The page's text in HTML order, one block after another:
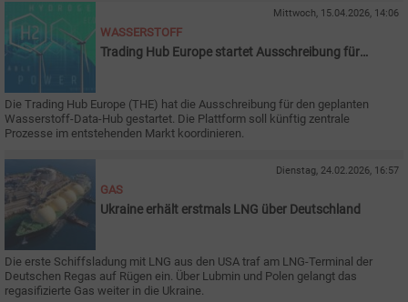
Mittwoch, 15.04.2026, 14:06
WASSERSTOFF
Trading Hub Europe startet Ausschreibung für
Die Trading Hub Europe (THE) hat die Ausschreibung für den geplanten
Wasserstoff-Data-Hub gestartet. Die Plattform soll künftig zentrale
Prozesse im entstehenden Markt koordinieren.
Dienstag, 24.02.2026, 16:57
GAS
Ukraine erhält erstmals LNG über Deutschland
Die erste Schiffsladung mit LNG aus den USA traf am LNG-Terminal der
Deutschen Regas auf Rügen ein. Über Lubmin und Polen gelangt das
regasifizierte Gas weiter in die Ukraine.